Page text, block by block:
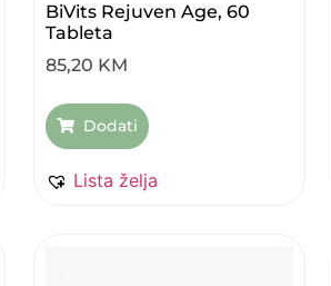
BiVits Rejuven Age, 60
Tableta
85,20 KM
Dodati
Lista želja